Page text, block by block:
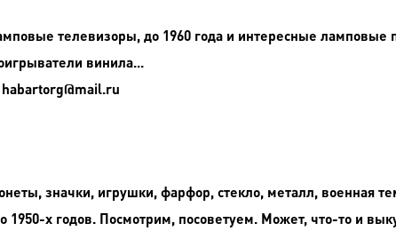
телевизоры, до 1960 года и интересные ламповые
винила...
habartorg@mail.ru
значки, игрушки, фарфор, стекло, металл, военная
1950-х годов. Посмотрим, посоветуем. Может, что-то и